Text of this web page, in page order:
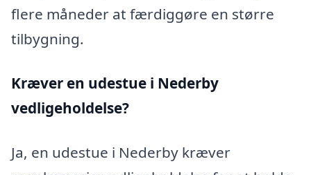
flere måneder at færdiggøre en større
tilbygning.
Kræver en udestue i Nederby
vedligeholdelse?
Ja, en udestue i Nederby kræver